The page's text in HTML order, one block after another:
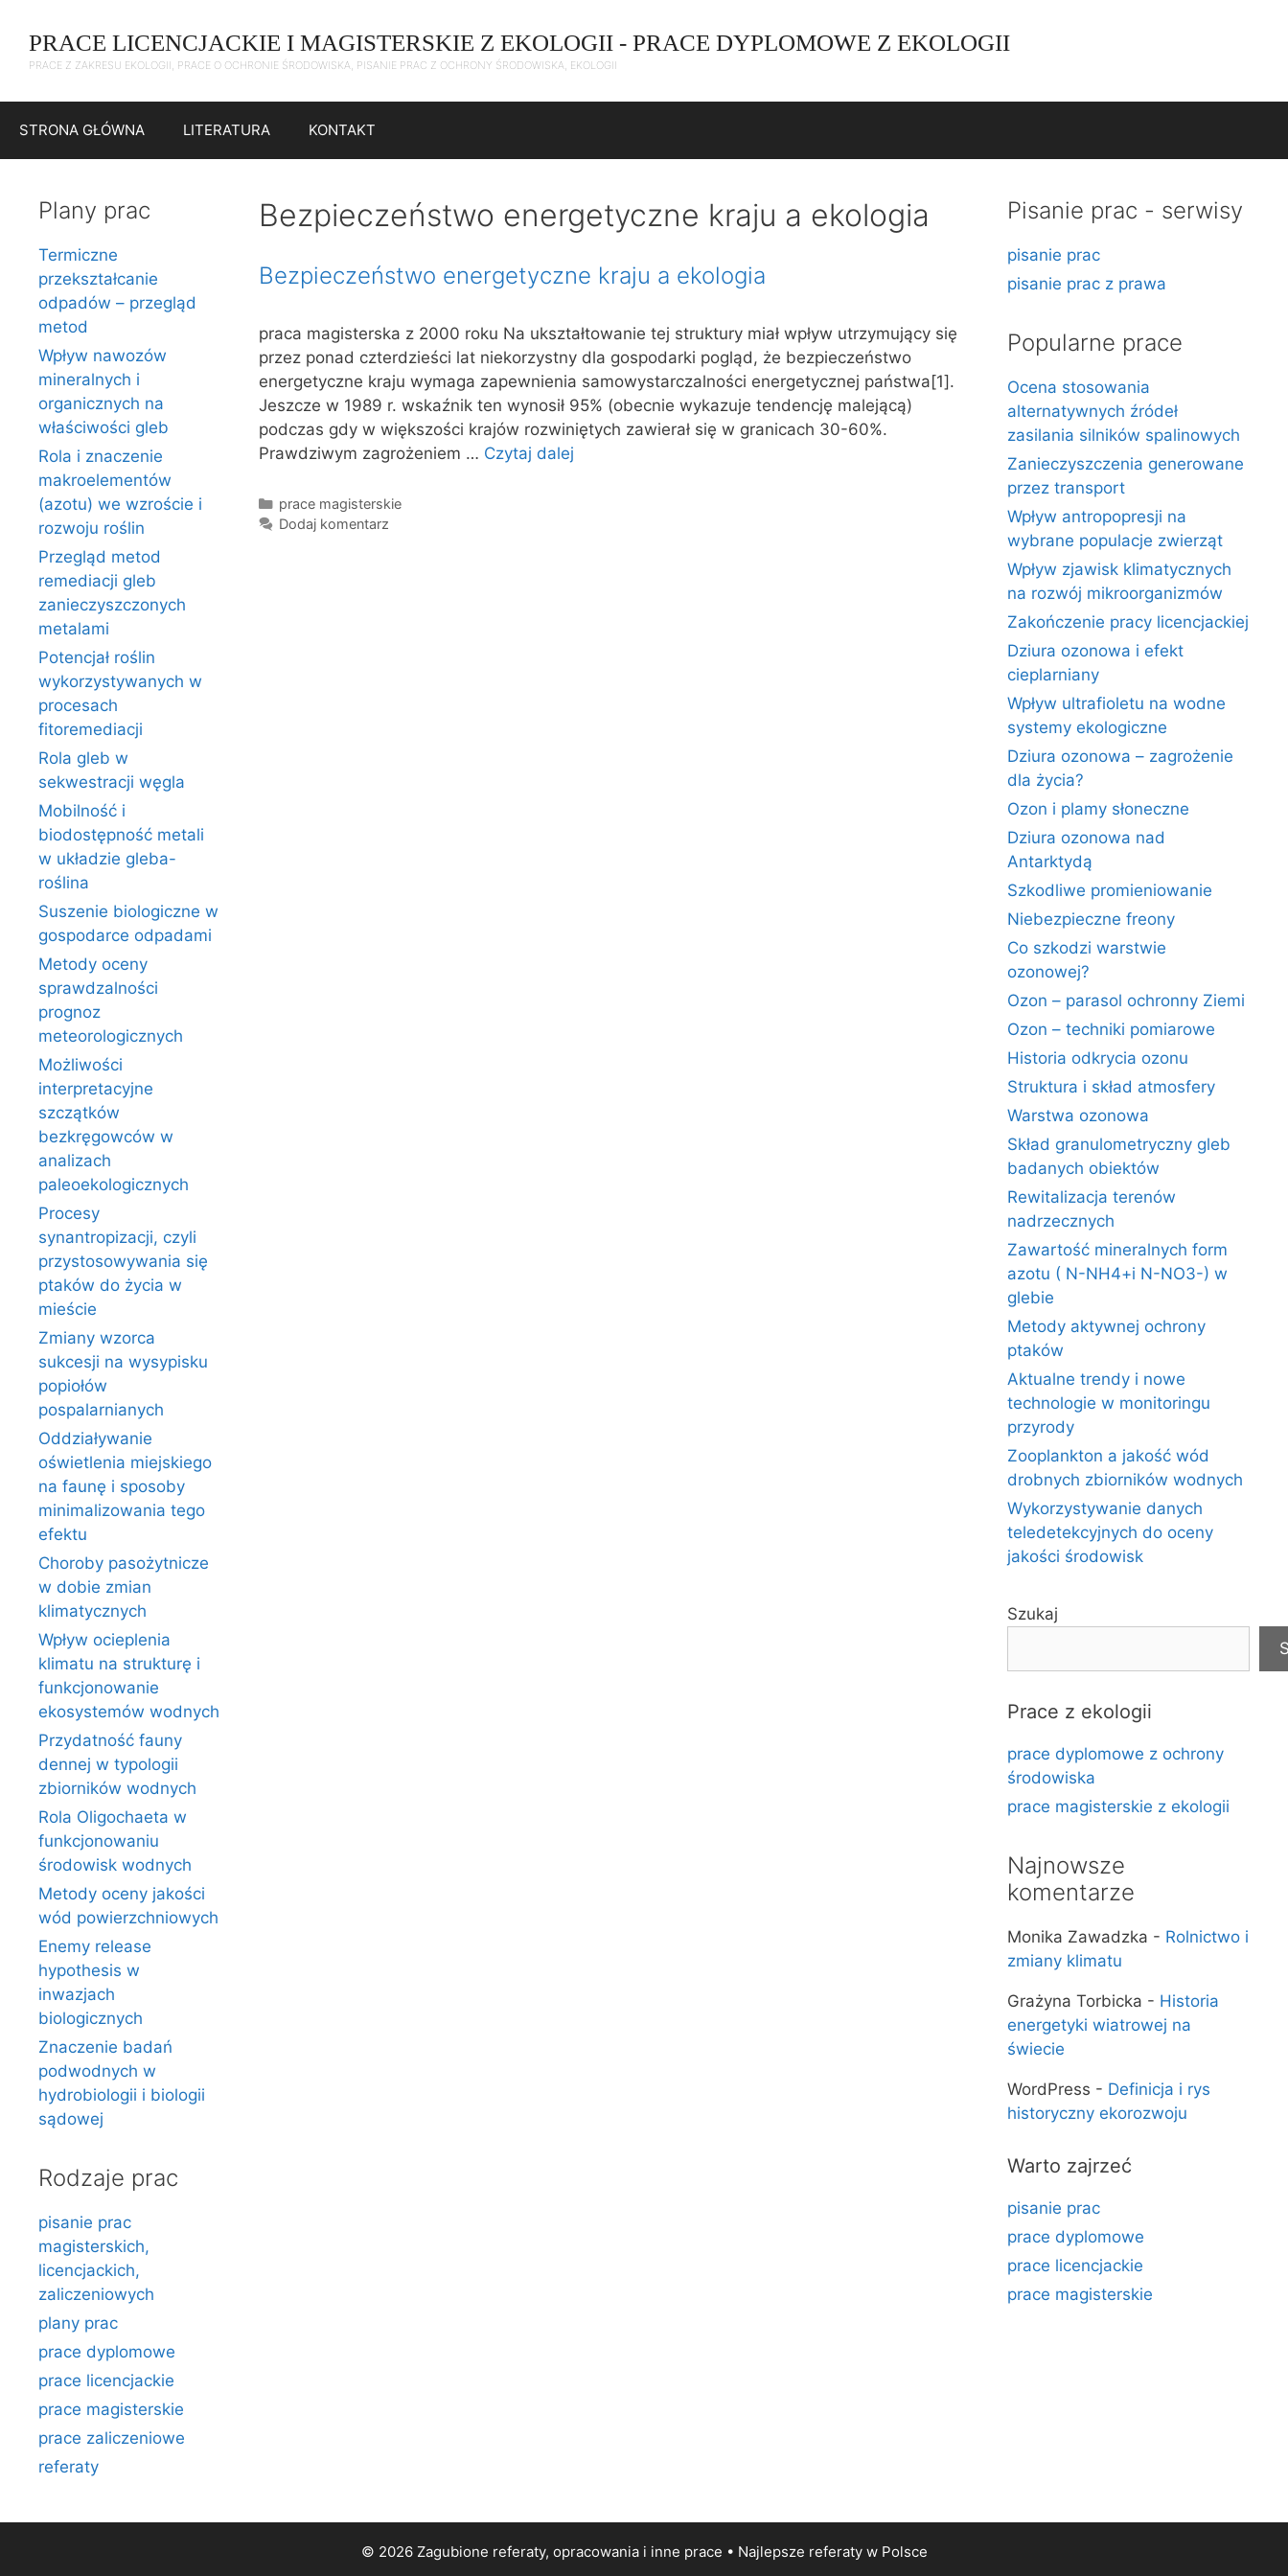
treści
PRACE LICENCJACKIE I MAGISTERSKIE Z EKOLOGII - PRACE DYPLOMOWE Z EKOLOGII
PRACE Z ZAKRESU EKOLOGII, PRACE O OCHRONIE ŚRODOWISKA, PISANIE PRAC Z OCHRONY ŚRODOWISKA, EKOLOGII
STRONA GŁÓWNA LITERATURA KONTAKT
Bezpieczeństwo energetyczne kraju a ekologia
Bezpieczeństwo energetyczne kraju a ekologia
praca magisterska z 2000 roku Na ukształtowanie tej struktury miał wpływ utrzymujący się
przez ponad czterdzieści lat niekorzystny dla gospodarki pogląd, że bezpieczeństwo
energetyczne kraju wymaga zapewnienia samowystarczalności energetycznej państwa[1].
Jeszcze w 1989 r. wskaźnik ten wynosił 95% (obecnie wykazuje tendencję malejącą)
podczas gdy w większości krajów rozwiniętych zawierał się w granicach 30-60%.
Prawdziwym zagrożeniem … Czytaj dalej
Kategorie
prace magisterskie
Dodaj komentarz
Plany prac
Termiczne
przekształcanie
odpadów – przegląd
metod
Wpływ nawozów
mineralnych i
organicznych na
właściwości gleb
Rola i znaczenie
makroelementów
(azotu) we wzroście i
rozwoju roślin
Przegląd metod
remediacji gleb
zanieczyszczonych
metalami
Potencjał roślin
wykorzystywanych w
procesach
fitoremediacji
Rola gleb w
sekwestracji węgla
Mobilność i
biodostępność metali
w układzie gleba-
roślina
Suszenie biologiczne w
gospodarce odpadami
Metody oceny
sprawdzalności
prognoz
meteorologicznych
Możliwości
interpretacyjne
szczątków
bezkręgowców w
analizach
paleoekologicznych
Procesy
synantropizacji, czyli
przystosowywania się
ptaków do życia w
mieście
Zmiany wzorca
sukcesji na wysypisku
popiołów
pospalarnianych
Oddziaływanie
oświetlenia miejskiego
na faunę i sposoby
minimalizowania tego
efektu
Choroby pasożytnicze
w dobie zmian
klimatycznych
Wpływ ocieplenia
klimatu na strukturę i
funkcjonowanie
ekosystemów wodnych
Przydatność fauny
dennej w typologii
zbiorników wodnych
Rola Oligochaeta w
funkcjonowaniu
środowisk wodnych
Metody oceny jakości
wód powierzchniowych
Enemy release
hypothesis w
inwazjach
biologicznych
Znaczenie badań
podwodnych w
hydrobiologii i biologii
sądowej
Rodzaje prac
pisanie prac
magisterskich,
licencjackich,
zaliczeniowych
plany prac
prace dyplomowe
prace licencjackie
prace magisterskie
prace zaliczeniowe
referaty
Pisanie prac - serwisy
pisanie prac
pisanie prac z prawa
Popularne prace
Ocena stosowania
alternatywnych źródeł
zasilania silników spalinowych
Zanieczyszczenia generowane
przez transport
Wpływ antropopresji na
wybrane populacje zwierząt
Wpływ zjawisk klimatycznych
na rozwój mikroorganizmów
Zakończenie pracy licencjackiej
Dziura ozonowa i efekt
cieplarniany
Wpływ ultrafioletu na wodne
systemy ekologiczne
Dziura ozonowa – zagrożenie
dla życia?
Ozon i plamy słoneczne
Dziura ozonowa nad
Antarktydą
Szkodliwe promieniowanie
Niebezpieczne freony
Co szkodzi warstwie
ozonowej?
Ozon – parasol ochronny Ziemi
Ozon – techniki pomiarowe
Historia odkrycia ozonu
Struktura i skład atmosfery
Warstwa ozonowa
Skład granulometryczny gleb
badanych obiektów
Rewitalizacja terenów
nadrzecznych
Zawartość mineralnych form
azotu ( N-NH4+i N-NO3-) w
glebie
Metody aktywnej ochrony
ptaków
Aktualne trendy i nowe
technologie w monitoringu
przyrody
Zooplankton a jakość wód
drobnych zbiorników wodnych
Wykorzystywanie danych
teledetekcyjnych do oceny
jakości środowisk
Szukaj
Prace z ekologii
prace dyplomowe z ochrony
środowiska
prace magisterskie z ekologii
Najnowsze
komentarze
Monika Zawadzka - Rolnictwo i
zmiany klimatu
Grażyna Torbicka - Historia
energetyki wiatrowej na
świecie
WordPress - Definicja i rys
historyczny ekorozwoju
Warto zajrzeć
pisanie prac
prace dyplomowe
prace licencjackie
prace magisterskie
© 2026 Zagubione referaty, opracowania i inne prace • Najlepsze referatyw Polsce